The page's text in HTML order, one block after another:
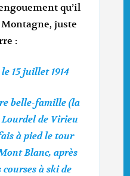
qu’il
juste
:
15 juillet 1914
belle-famille (la
de Virieu
à pied le tour
Blanc, après
à ski de